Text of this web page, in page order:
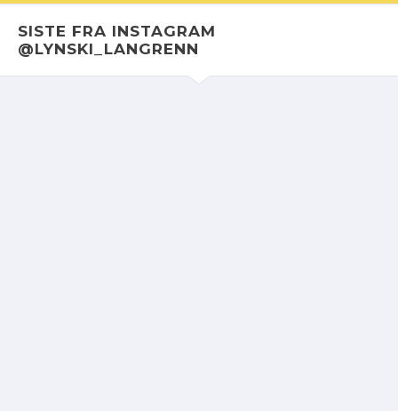
SISTE FRA INSTAGRAM
@LYNSKI_LANGRENN